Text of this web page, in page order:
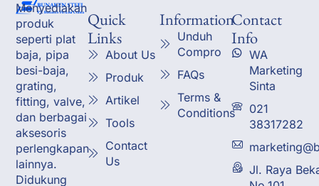
Menyediakan
produk
seperti plat
baja, pipa
besi-baja,
grating,
fitting, valve,
dan berbagai
aksesoris
perlengkapan
lainnya.
Didukung
Quick
Links
About Us
Produk
Artikel
Tools
Contact
Us
Information
Unduh
Compro
FAQs
Terms &
Conditions
Contact
Info
WA
Marketing
Sinta
021
38317282
Jl. Raya